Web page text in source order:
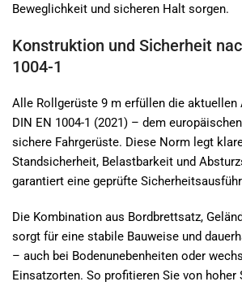
Beweglichkeit und sicheren Halt sorgen.
Konstruktion und Sicherheit
1004-1
Alle Rollgerüste 9 m erfüllen die aktuellen
DIN EN 1004-1 (2021) – dem
sichere Fahrgerüste. Diese Norm legt
Standsicherheit, Belastbarkeit und
garantiert eine geprüfte
Die Kombination aus Bordbrettsatz,
sorgt für eine stabile Bauweise und
– auch bei Bodenunebenheiten oder
Einsatzorten. So profitieren Sie von hoher